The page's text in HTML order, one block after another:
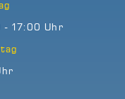
- 17:00 Uhr